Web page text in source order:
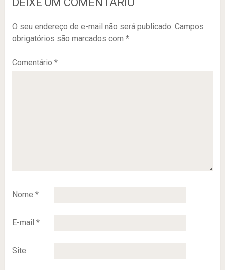
O seu endereço de e-mail não será publicado. Campos
obrigatórios são marcados com *
Comentário *
Nome *
E-mail *
Site